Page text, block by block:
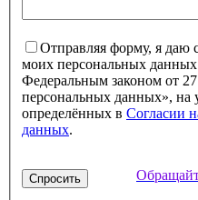
Отправляя форму, я даю
моих персональных данных
Федеральным законом от
персональных данных», на
определённых в Согласии
данных.